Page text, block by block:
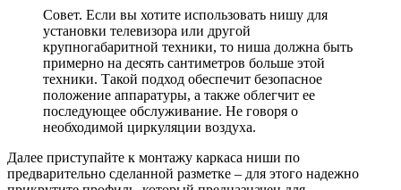
Совет. Если вы хотите использовать нишу для
установки телевизора или другой
крупногабаритной техники, то ниша должна быть
примерно на десять сантиметров больше этой
техники. Такой подход обеспечит безопасное
положение аппаратуры, а также облегчит ее
последующее обслуживание. Не говоря о
необходимой циркуляции воздуха.
Далее приступайте к монтажу каркаса ниши по
предварительно сделанной разметке – для этого надежно